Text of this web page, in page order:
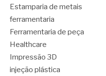
Estamparia de metais
ferramentaria
Ferramentaria de peça
Healthcare
Impressão 3D
injeção plástica